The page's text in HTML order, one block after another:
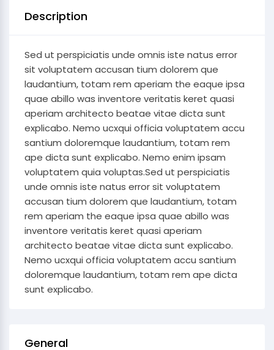
Description
Sed ut perspiciatis unde omnis iste natus error
sit voluptatem accusan tium dolorem que
laudantium, totam rem aperiam the eaque ipsa
quae abillo was inventore veritatis keret quasi
aperiam architecto beatae vitae dicta sunt
explicabo. Nemo ucxqui officia voluptatem accu
santium doloremque laudantium, totam rem
ape dicta sunt explicabo. Nemo enim ipsam
voluptatem quia voluptas.Sed ut perspiciatis
unde omnis iste natus error sit voluptatem
accusan tium dolorem que laudantium, totam
rem aperiam the eaque ipsa quae abillo was
inventore veritatis keret quasi aperiam
architecto beatae vitae dicta sunt explicabo.
Nemo ucxqui officia voluptatem accu santium
doloremque laudantium, totam rem ape dicta
sunt explicabo.
General